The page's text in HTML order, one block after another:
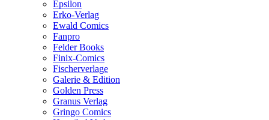
Epsilon
Erko-Verlag
Ewald Comics
Fanpro
Felder Books
Finix-Comics
Fischerverlage
Galerie & Edition
Golden Press
Granus Verlag
Gringo Comics